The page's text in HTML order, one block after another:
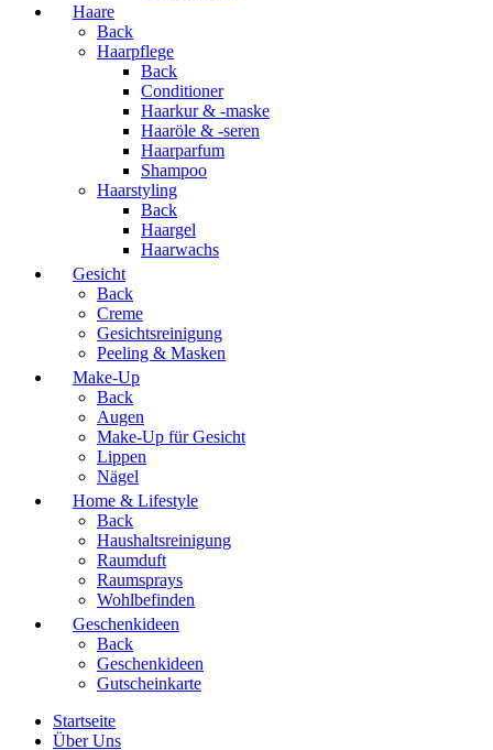
Haare
Back
Haarpflege
Back
Conditioner
Haarkur & -maske
Haaröle & -seren
Haarparfum
Shampoo
Haarstyling
Back
Haargel
Haarwachs
Gesicht
Back
Creme
Gesichtsreinigung
Peeling & Masken
Make-Up
Back
Augen
Make-Up für Gesicht
Lippen
Nägel
Home & Lifestyle
Back
Haushaltsreinigung
Raumduft
Raumsprays
Wohlbefinden
Geschenkideen
Back
Geschenkideen
Gutscheinkarte
Startseite
Über Uns